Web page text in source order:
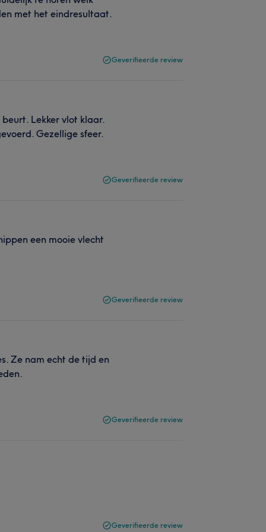
met het eindresultaat.
Geverifieerde review
Lekker vlot klaar.
Gezellige sfeer.
Geverifieerde review
een mooie vlecht
Geverifieerde review
Ze nam echt de tijd en
Geverifieerde review
Geverifieerde review